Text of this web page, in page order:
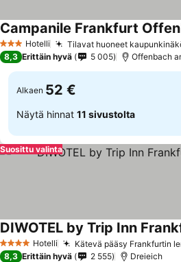
3 Tähtiluokitus
Hotelli Tilavat huoneet
Campanile Frankfurt
8,3 Erittäin hyvä 5 005 Offenbach
Alkaen 52 €
Näytä hinnat 11 sivustolta
Suosittu valinta
4 Tähtiluokitus
Hotelli Kätevä pääsy Frankfurtin
8,3 Erittäin hyvä 2 555 Dreieich